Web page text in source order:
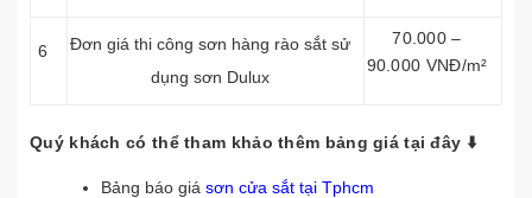
6
Đơn giá thi công sơn hàng rào sắt sử
dụng sơn Dulux
70.000 –
90.000 VNĐ/m²
Quý khách có thể tham khảo thêm bảng giá tại đây ⬇️
Bảng báo giá sơn cửa sắt tại Tphcm